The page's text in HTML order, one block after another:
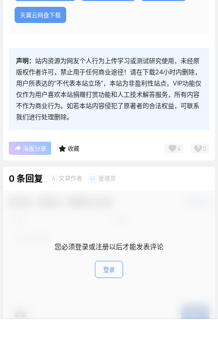
天翼云网盘下载
声明： 站内资源为网友个人行为上传学习或测试研究使用，未经原
版权作者许可，禁止用于任何商业途径！请在下载24小时内删除，
用户所表达的“不代表本站立场”，本站为非盈利性站点，VIP功能仅
仅作为用户喜欢本站捐赠打赏功能和人工技术解答服务，所有内容
不作为商业行为。如若本站内容侵犯了原著者的合法权益，可联系
我们进行处理删除。
海报分享 收藏 4 0
0 条回复 A 文章作者 M 管理员
您必须登录或注册以后才能发表评论
登录
表情